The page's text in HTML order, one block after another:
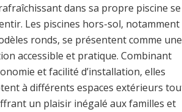
dans sa propre piscine se
Les piscines hors-sol, notamment
ronds, se présentent comme une
accessible et pratique. Combinant
et facilité d’installation, elles
à différents espaces extérieurs
un plaisir inégalé aux familles et